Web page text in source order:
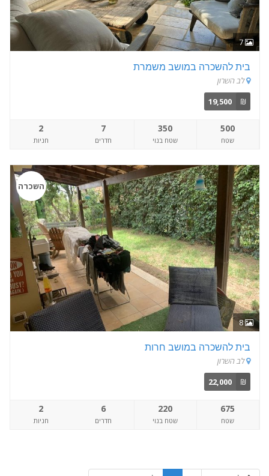
7
בית להשכרה במושב משמרת
לב השרון
₪
19,500
500
שטח
350
שטח בנוי
7
חדרים
2
חניות
8
השכרה
בית להשכרה במושב חרות
לב השרון
₪
22,000
675
שטח
220
שטח בנוי
6
חדרים
2
חניות